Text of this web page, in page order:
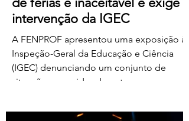
intervenção da IGEC
A FENPROF apresentou uma exposição à
Inspeção-Geral da Educação e Ciência
(IGEC) denunciando um conjunto de
situações ocorridas durante o processo
exames nacionais de 2026, com particular